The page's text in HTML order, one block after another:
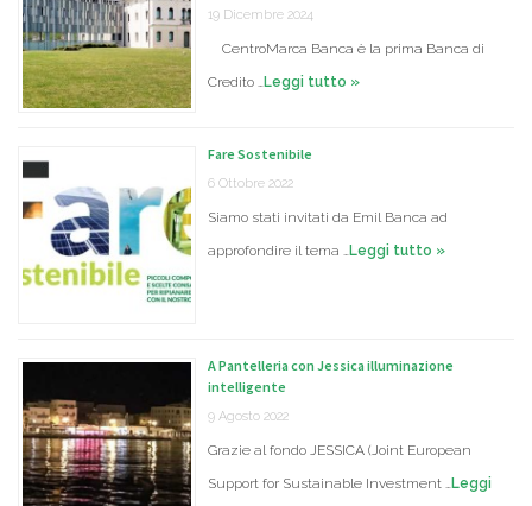
19 Dicembre 2024
CentroMarca Banca è la prima Banca di
Credito … Leggi tutto »
Fare Sostenibile
6 Ottobre 2022
Siamo stati invitati da Emil Banca ad
approfondire il tema … Leggi tutto »
A Pantelleria con Jessica illuminazione
intelligente
9 Agosto 2022
Grazie al fondo JESSICA (Joint European
Support for Sustainable Investment … Leggi